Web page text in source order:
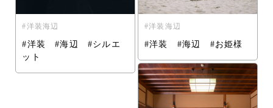
洋装海辺
#洋装 #海辺 #シルエ
ット
洋装海辺
#洋装 #海辺 #お姫様